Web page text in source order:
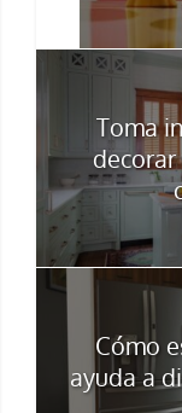
Toma
Cómo
ayuda a